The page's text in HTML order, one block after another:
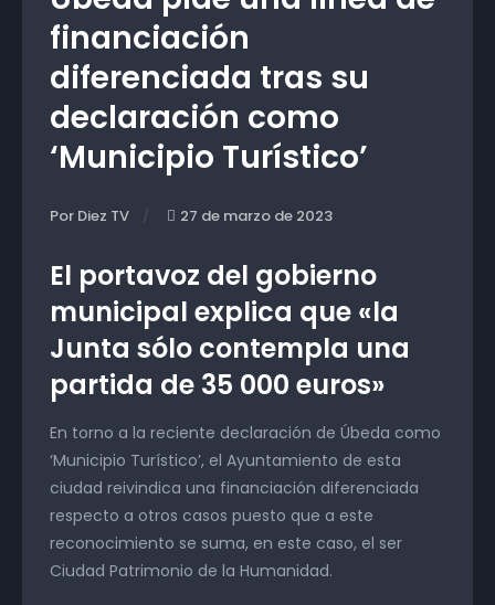
financiación
diferenciada tras su
declaración como
‘Municipio Turístico’
Por Diez TV 27 de marzo de 2023
El portavoz del gobierno
municipal explica que «la
Junta sólo contempla una
partida de 35 000 euros»
En torno a la reciente declaración de Úbeda como
‘Municipio Turístico’, el Ayuntamiento de esta
ciudad reivindica una financiación diferenciada
respecto a otros casos puesto que a este
reconocimiento se suma, en este caso, el ser
Ciudad Patrimonio de la Humanidad.